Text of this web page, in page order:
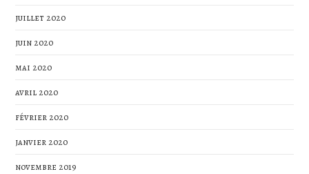
juillet 2020
juin 2020
mai 2020
avril 2020
février 2020
janvier 2020
novembre 2019